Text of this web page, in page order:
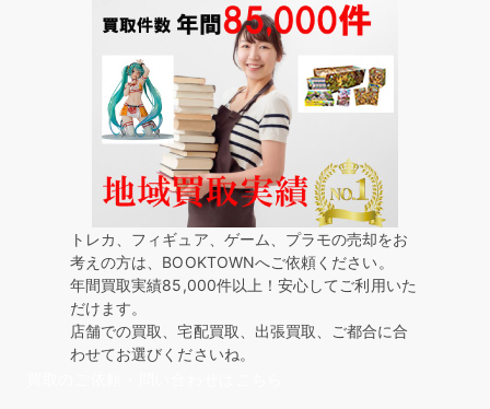
トレカ、フィギュア、ゲーム、プラモの売却をお
考えの方は、BOOKTOWNへご依頼ください。
年間買取実績85,000件以上！安心してご利用いた
だけます。
店舗での買取、宅配買取、出張買取、ご都合に合
わせてお選びくださいね。